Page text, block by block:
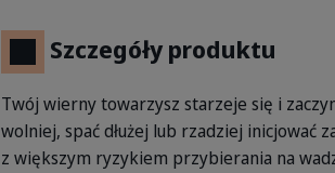
Szczegóły produktu
Twój wierny towarzysz starzeje się i
wolniej, spać dłużej lub rzadziej inicjować
z większym ryzykiem przybierania na